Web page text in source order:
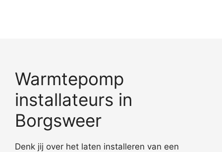
Warmtepomp
installateurs in
Borgsweer
Denk jij over het laten installeren van een